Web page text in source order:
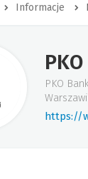
Informacje
PKO
https://